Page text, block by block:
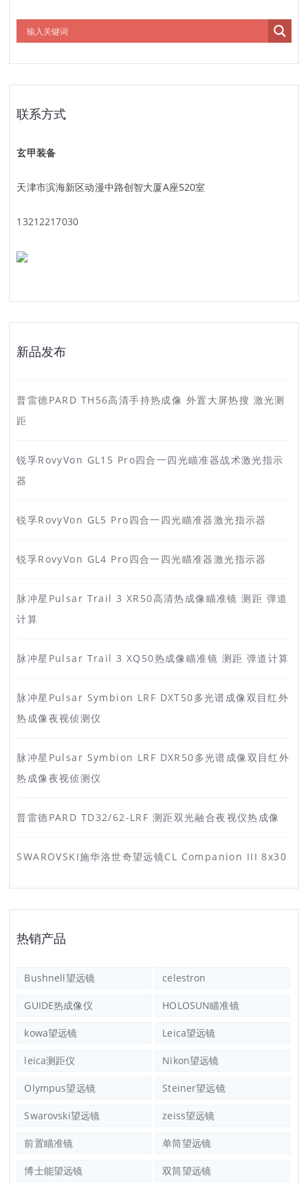
联系方式
玄甲装备
天津市滨海新区动漫中路创智大厦A座520室
13212217030
新品发布
普雷德PARD TH56高清手持热成像 外置大屏热搜 激光测
距
锐孚RovyVon GL15 Pro四合一四光瞄准器战术激光指示
器
锐孚RovyVon GL5 Pro四合一四光瞄准器激光指示器
锐孚RovyVon GL4 Pro四合一四光瞄准器激光指示器
脉冲星Pulsar Trail 3 XR50高清热成像瞄准镜 测距 弹道
计算
脉冲星Pulsar Trail 3 XQ50热成像瞄准镜 测距 弹道计算
脉冲星Pulsar Symbion LRF DXT50多光谱成像双目红外
热成像夜视侦测仪
脉冲星Pulsar Symbion LRF DXR50多光谱成像双目红外
热成像夜视侦测仪
普雷德PARD TD32/62-LRF 测距双光融合夜视仪热成像
SWAROVSKI施华洛世奇望远镜CL Companion III 8x30
热销产品
Bushnell望远镜 celestron
GUIDE热成像仪 HOLOSUN瞄准镜
kowa望远镜 Leica望远镜
leica测距仪 Nikon望远镜
Olympus望远镜 Steiner望远镜
Swarovski望远镜 zeiss望远镜
前置瞄准镜 单筒望远镜
博士能望远镜 双筒望远镜